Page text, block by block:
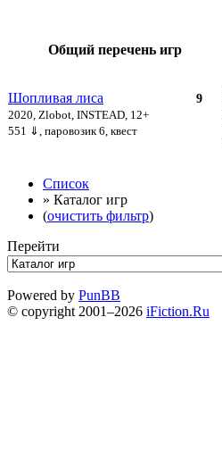
Общий перечень игр
9
Шопливая лиса
2020, Zlobot, INSTEAD, 12+
551 ⇓ , паровозик 6, квест
Список
» Каталог игр
(очистить фильтр)
Перейти
Powered by PunBB
© copyright 2001–2026 iFiction.Ru